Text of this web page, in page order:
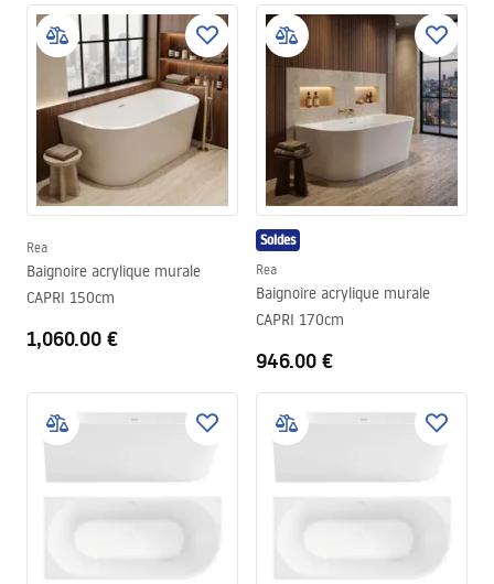
Rea
Baignoire acrylique murale
CAPRI 150cm
1,060.00 €
Soldes
Rea
Baignoire acrylique murale
CAPRI 170cm
946.00 €